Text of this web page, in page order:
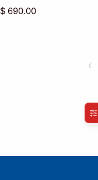
Precio habitual
$ 690.00